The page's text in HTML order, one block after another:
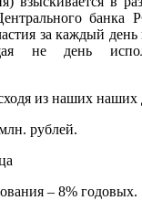
за каждый
не день
из наших наших
рублей.
– 8% годовых.